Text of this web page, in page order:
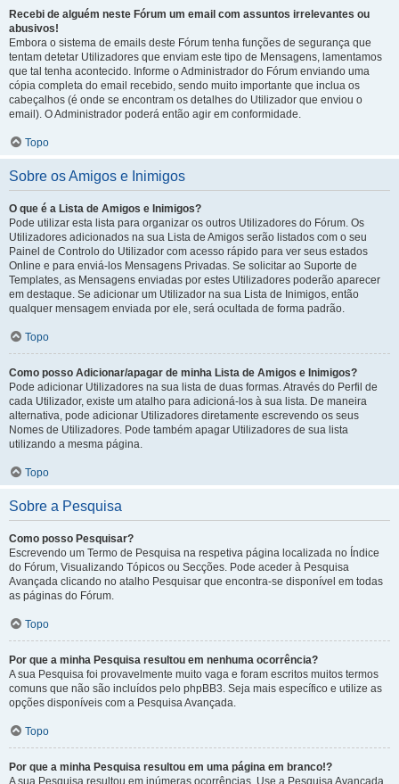
Recebi de alguém neste Fórum um email com assuntos irrelevantes ou
abusivos!
Embora o sistema de emails deste Fórum tenha funções de segurança que
tentam detetar Utilizadores que enviam este tipo de Mensagens, lamentamos
que tal tenha acontecido. Informe o Administrador do Fórum enviando uma
cópia completa do email recebido, sendo muito importante que inclua os
cabeçalhos (é onde se encontram os detalhes do Utilizador que enviou o
email). O Administrador poderá então agir em conformidade.
Topo
Sobre os Amigos e Inimigos
O que é a Lista de Amigos e Inimigos?
Pode utilizar esta lista para organizar os outros Utilizadores do Fórum. Os
Utilizadores adicionados na sua Lista de Amigos serão listados com o seu
Painel de Controlo do Utilizador com acesso rápido para ver seus estados
Online e para enviá-los Mensagens Privadas. Se solicitar ao Suporte de
Templates, as Mensagens enviadas por estes Utilizadores poderão aparecer
em destaque. Se adicionar um Utilizador na sua Lista de Inimigos, então
qualquer mensagem enviada por ele, será ocultada de forma padrão.
Topo
Como posso Adicionar/apagar de minha Lista de Amigos e Inimigos?
Pode adicionar Utilizadores na sua lista de duas formas. Através do Perfil de
cada Utilizador, existe um atalho para adicioná-los à sua lista. De maneira
alternativa, pode adicionar Utilizadores diretamente escrevendo os seus
Nomes de Utilizadores. Pode também apagar Utilizadores de sua lista
utilizando a mesma página.
Topo
Sobre a Pesquisa
Como posso Pesquisar?
Escrevendo um Termo de Pesquisa na respetiva página localizada no Índice
do Fórum, Visualizando Tópicos ou Secções. Pode aceder à Pesquisa
Avançada clicando no atalho Pesquisar que encontra-se disponível em todas
as páginas do Fórum.
Topo
Por que a minha Pesquisa resultou em nenhuma ocorrência?
A sua Pesquisa foi provavelmente muito vaga e foram escritos muitos termos
comuns que não são incluídos pelo phpBB3. Seja mais específico e utilize as
opções disponíveis com a Pesquisa Avançada.
Topo
Por que a minha Pesquisa resultou em uma página em branco!?
A sua Pesquisa resultou em inúmeras ocorrências. Use a Pesquisa Avançada